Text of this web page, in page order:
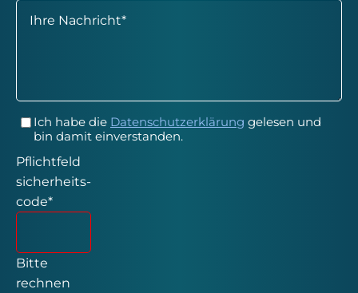
Ich habe die Datenschutzerklärung gelesen und
bin damit einverstanden.
Pflichtfeld
sicherheits-
code*
Bitte
rechnen